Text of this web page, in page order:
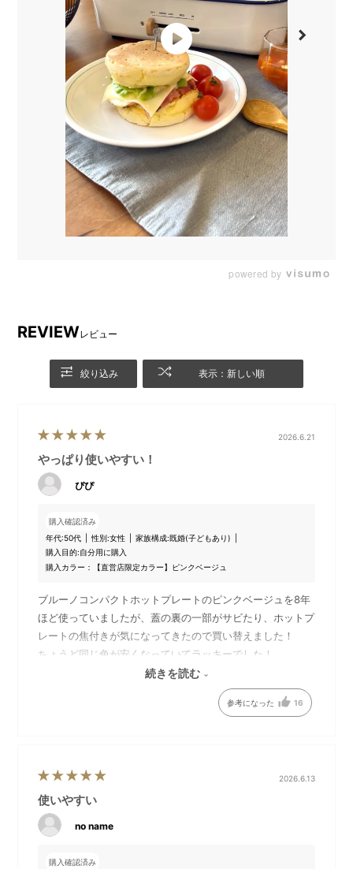
【ご案内】製品パッケージがシンプルでエコなデザイン
2023年8月ロットより、パッケージを既存のカラーパッケージから、シン
よび指定、旧パッケージのお取り置きなどは承っておりません。
※商品ページでは一部、新旧両方のパッケージの写真が混在している場合
がございます。何卒ご了承くださいませ。
【ご案内】お届け時のノブの取り付け位置について
お届け時には、梱包の都合上、ノブ(取っ手)がフタの裏
側に逆向きに取りつけてあります。予めご了承くださ
い。
ネジをはずし、外側に取りつけ直してからご使用くださ
DETAIL
累計販売台数＊350万台突破！
powered by
REVIEWレビュー
絞り込み 表示：新しい順
2026.6.21
やっぱり使いやすい！
ぴぴ
購入確認済み
年代:50代 性別:女性 家族構成:既婚(子どもあり)
購入目的:自分用に購入
購入カラー：【直営店限定カラー】ピンクベージュ
ブルーノコンパクトホットプレートのピンクベージュを8年
ほど使っていましたが、蓋の裏の一部がサビたり、ホットプ
レートの焦付きが気になってきたので買い替えました！
ちょうど同じ色が安くなっていてラッキーでした！
届くのも早くてびっくり！
さっそく餃子を焼きましたが、やっぱり卓上で焼きながら
セラミック鍋となみなみのプレートも持っていて、
お鍋や焼き肉、瓦そばやパエリア、ビビンバ、オープンオム
ライスもよくします！たこ焼きのプレートではアヒージョが
おすすめです。
続きを読む
参考になった 16
2026.6.13
使いやすい
no name
購入確認済み